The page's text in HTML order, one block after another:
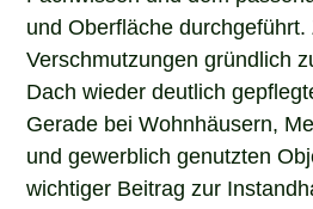
und Oberfläche durchgeführt.
Verschmutzungen gründlich
Dach wieder deutlich
Gerade bei Wohnhäusern,
und gewerblich genutzten
wichtiger Beitrag zur